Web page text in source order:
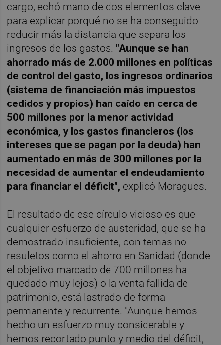
cargo, echó mano de dos elementos clave
para explicar porqué no se ha conseguido
reducir más la distancia que separa los
ingresos de los gastos. "Aunque se han
ahorrado más de 2.000 millones en políticas
de control del gasto, los ingresos ordinarios
(sistema de financiación más impuestos
cedidos y propios) han caído en cerca de
500 millones por la menor actividad
económica, y los gastos financieros (los
intereses que se pagan por la deuda) han
aumentado en más de 300 millones por la
necesidad de aumentar el endeudamiento
para financiar el déficit", explicó Moragues.
El resultado de ese círculo vicioso es que
cualquier esfuerzo de austeridad, que se ha
demostrado insuficiente, con temas no
resuletos como el ahorro en Sanidad (donde
el objetivo marcado de 700 millones ha
quedado muy lejos) o la venta fallida de
patrimonio, está lastrado de forma
permanente y recurrente. "Aunque hemos
hecho un esfuerzo muy considerable y
hemos recortado punto y medio del déficit,